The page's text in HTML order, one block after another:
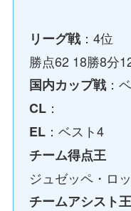
リーグ戦：4位
勝点62 18勝8分
国内カップ戦：
CL ：
EL ：ベスト4
チーム得点王
ジュゼッペ・ロ
チームアシスト王